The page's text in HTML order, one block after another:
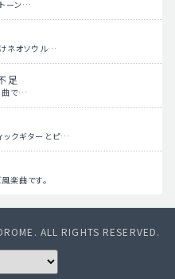
ーン…
ネオソウル…
足
曲で…
ックギターとピ…
楽曲です。
ALL RIGHTS RESERVED.